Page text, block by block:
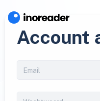
Account